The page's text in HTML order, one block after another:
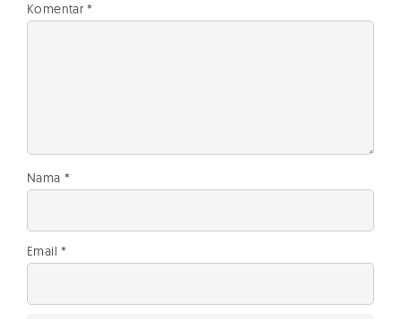
Komentar *
Nama *
Email *